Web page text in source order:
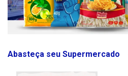
Abasteça seu Supermercado